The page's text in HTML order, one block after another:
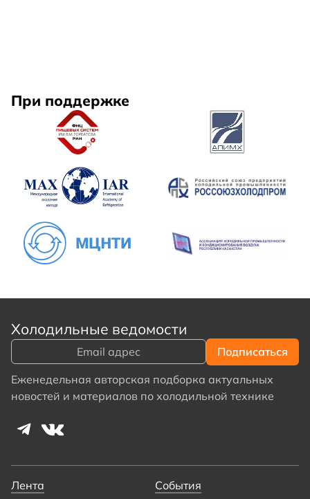
При поддержке
Холодильные ведомости
Еженедельная авторская подборка актуальных
новостей и материалов по холодильной технике
Лента События